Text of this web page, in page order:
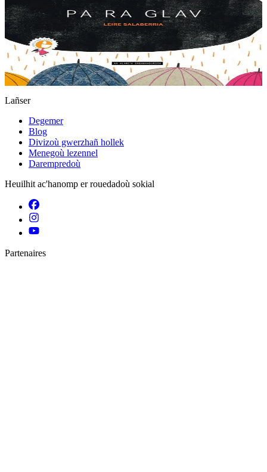
Pa ra glav
Setu ul levr evit ar vugale o reiñ meuleudi d’ar glav. Na pegen brav
'vez an disglavierioù a bep seurt liv er straedoù, na pegen plijus
gwelet ar gwez o...
Er stok10,00 €
Lañser
Degemer
Blog
Divizoù gwerzhañ hollek
Menegoù lezennel
Darempredoù
Heuilhit ac'hanomp er rouedadoù sokial
Partenaires